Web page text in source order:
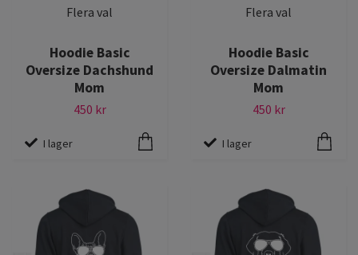
Flera val
Hoodie Basic
Oversize Dachshund
Mom
450 kr
I lager
Flera val
Hoodie Basic
Oversize Dalmatin
Mom
450 kr
I lager